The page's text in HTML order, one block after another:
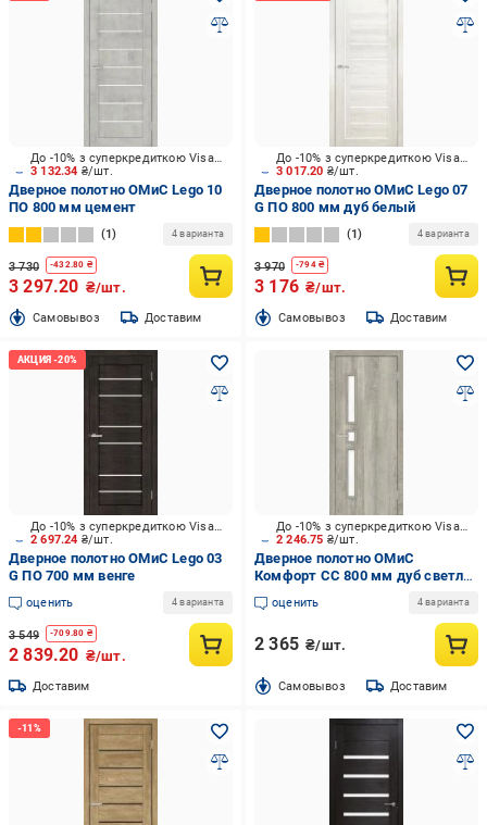
3 132.34 ₴/шт.
До -10% з суперкредиткою Visa Вигода
Дверное полотно ОМиС Lego 10
ПО 800 мм цемент
1 4 варианта
3 730 -432.80 ₴
3 297.20 ₴/шт.
Cамовывоз Доставим
3 017.20 ₴/шт.
До -10% з суперкредиткою Visa Вигода
Дверное полотно ОМиС Lego 07
G ПО 800 мм дуб белый
1 4 варианта
3 970 -794₴
3 176 ₴/шт.
Cамовывоз Доставим
2 697.24 ₴/шт.
До -10% з суперкредиткою Visa Вигода
Дверное полотно ОМиС Lego 03
G ПО 700 мм венге
оценить 4 варианта
3 549 -709.80 ₴
2 839.20 ₴/шт.
Доставим
2 246.75 ₴/шт.
До -10% з суперкредиткою Visa Вигода
Дверное полотно ОМиС
Комфорт СС 800 мм дуб светло-
серый
оценить 4 варианта
2 365 ₴/шт.
Cамовывоз Доставим